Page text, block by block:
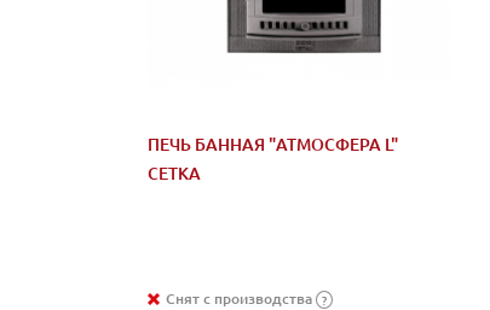
ПЕЧЬ БАННАЯ "АТМОСФЕРА L"
СЕТКА
Снят с производства ?